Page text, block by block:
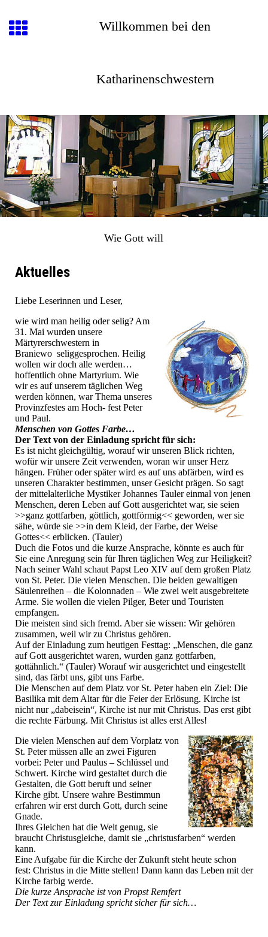
Willkommen bei den
Katharinenschwestern
Wie Gott will
Aktuelles
Liebe Leserinnen und Leser,
wie wird man heilig oder selig? Am
31. Mai wurden unsere
Märtyrerschwestern in
Braniewo seliggesprochen. Heilig
wollen wir doch alle werden…
hoffentlich ohne Martyrium. Wie
wir es auf unserem täglichen Weg
werden können, war Thema unseres
Provinzfestes am Hoch- fest Peter
und Paul.
Menschen von Gottes Farbe…
Der Text von der Einladung spricht für sich:
Es ist nicht gleichgültig, worauf wir unseren Blick richten,
wofür wir unsere Zeit verwenden, woran wir unser Herz
hängen. Früher oder später wird es auf uns abfärben, wird es
unseren Charakter bestimmen, unser Gesicht prägen. So sagt
der mittelalterliche Mystiker Johannes Tauler einmal von jenen
Menschen, deren Leben auf Gott ausgerichtet war, sie seien
>>ganz gottfarben, göttlich, gottförmig<< geworden, wer sie
sähe, würde sie >>in dem Kleid, der Farbe, der Weise
Gottes<< erblicken. (Tauler)
Duch die Fotos und die kurze Ansprache, könnte es auch für
Sie eine Anregung sein für Ihren täglichen Weg zur Heiligkeit?
Nach seiner Wahl schaut Papst Leo XIV auf dem großen Platz
von St. Peter. Die vielen Menschen. Die beiden gewaltigen
Säulenreihen – die Kolonnaden – Wie zwei weit ausgebreitete
Arme. Sie wollen die vielen Pilger, Beter und Touristen
empfangen.
Die meisten sind sich fremd. Aber sie wissen: Wir gehören
zusammen, weil wir zu Christus gehören.
Auf der Einladung zum heutigen Festtag: „Menschen, die ganz
auf Gott ausgerichtet waren, wurden ganz gottfarben,
gottähnlich.“ (Tauler) Worauf wir ausgerichtet und eingestellt
sind, das färbt uns, gibt uns Farbe.
Die Menschen auf dem Platz vor St. Peter haben ein Ziel: Die
Basilika mit dem Altar für die Feier der Erlösung. Kirche ist
nicht nur „dabeisein“, Kirche ist nur mit Christus. Das erst gibt
die rechte Färbung. Mit Christus ist alles erst Alles!
Die vielen Menschen auf dem Vorplatz von
St. Peter müssen alle an zwei Figuren
vorbei: Peter und Paulus – Schlüssel und
Schwert. Kirche wird gestaltet durch die
Gestalten, die Gott beruft und seiner
Kirche gibt. Unsere wahre Bestimmun
erfahren wir erst durch Gott, durch seine
Gnade.
Ihres Gleichen hat die Welt genug, sie
braucht Christusgleiche, damit sie „christusfarben“ werden
kann.
Eine Aufgabe für die Kirche der Zukunft steht heute schon
fest: Christus in die Mitte stellen! Dann kann das Leben mit der
Kirche farbig werde.
Die kurze Ansprache ist von Propst Remfert
Der Text zur Einladung spricht sicher für sich…